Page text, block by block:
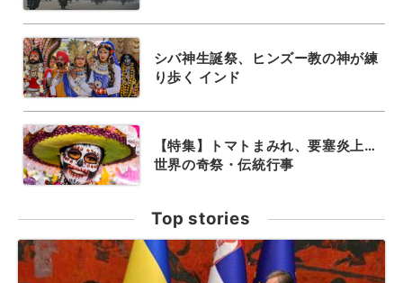
シバ神生誕祭、ヒンズー教の神が練
り歩く インド
【特集】トマトまみれ、要塞炎上…
世界の奇祭・伝統行事
Top stories